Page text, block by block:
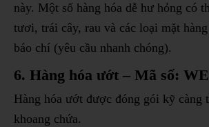
này. Một số hàng hóa dễ hư hỏng có
tươi, trái cây, rau và các loại mặt
báo chí (yêu cầu nhanh chóng).
6. Hàng hóa ướt – Mã số:
Hàng hóa ướt được đóng gói kỹ càng
khoang chứa.